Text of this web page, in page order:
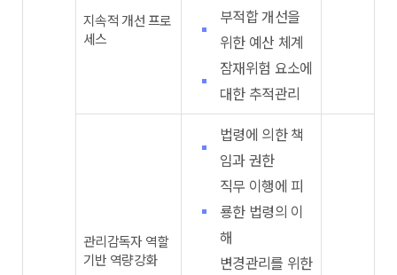
지속적 개선 프로
세스
부적합 개선을
위한 예산 체계
잠재위험 요소에
대한 추적관리
관리감독자 역할
기반 역량강화
법령에 의한 책
임과 권한
직무 이행에 피
룡한 법령의 이
해
변경관리를 위한